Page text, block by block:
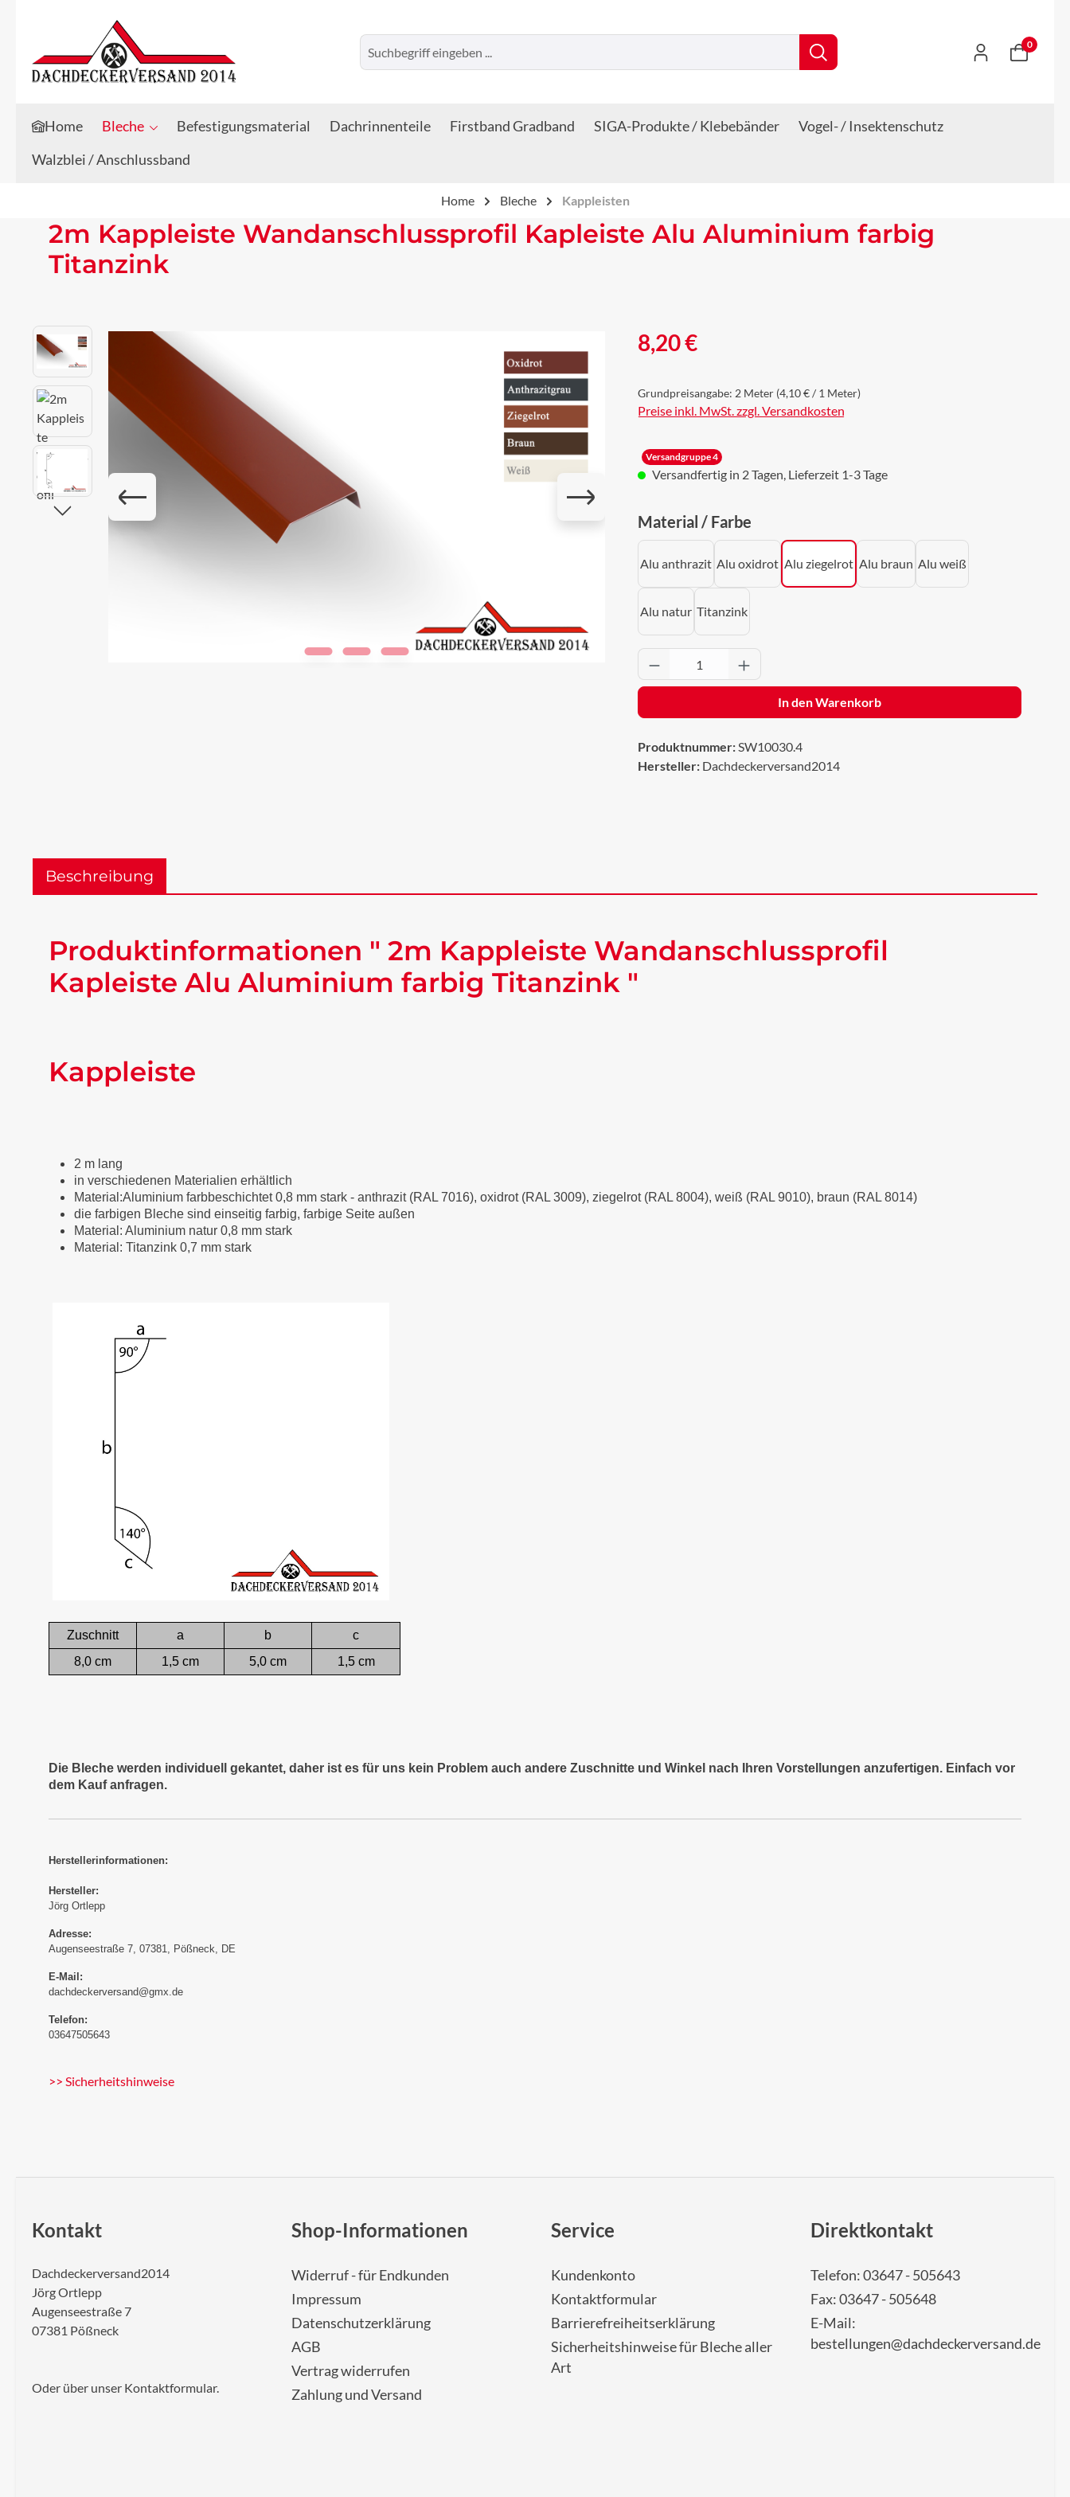
Zum Hauptinhalt springen
Zur Suche springen
0
Home Bleche Befestigungsmaterial Dachrinnenteile Firstband Gradband SIGA-Produkte / Klebebänder
Vogel- / Insektenschutz
Walzblei / Anschlussband
Home Bleche Kappleisten
2m Kappleiste Wandanschlussprofil Kapleiste Alu Aluminium farbig
Titanzink
Bildergalerie überspringen Regulärer Preis:
8,20 €
Grundpreisangabe: 2 Meter (4,10 € / 1 Meter)
Preise inkl. MwSt. zzgl. Versandkosten
Versandgruppe 4
Versandfertig in 2 Tagen, Lieferzeit 1-3 Tage
Material / Farbeauswählen
Alu anthrazit Alu oxidrot Alu ziegelrot Alu braun Alu weiß
Alu natur Titanzink
Produkt Anzahl: Gib den gewünschten Wert ein
In den Warenkorb
Produktnummer:SW10030.4
Hersteller: Dachdeckerversand2014
Beschreibung
Produktinformationen " 2m Kappleiste Wandanschlussprofil
Kapleiste Alu Aluminium farbig Titanzink "
Kappleiste
2 m lang
in verschiedenen Materialien erhältlich
Material:Aluminium farbbeschichtet 0,8 mm stark - anthrazit (RAL 7016), oxidrot (RAL 3009), ziegelrot (RAL 8004), weiß (RAL 9010), braun (RAL 8014)
die farbigen Bleche sind einseitig farbig, farbige Seite außen
Material: Aluminium natur 0,8 mm stark
Material: Titanzink 0,7 mm stark
Zuschnitt a b
c
8,0 cm
1,5 cm 5,0 cm 1,5 cm
Die Bleche werden individuell gekantet, daher ist es für uns kein Problem auch andere Zuschnitte und Winkel nach Ihren Vorstellungen anzufertigen. Einfach vor
dem Kauf anfragen.
Herstellerinformationen:
Hersteller:
Jörg Ortlepp
Adresse:
Augenseestraße 7, 07381, Pößneck, DE
E-Mail:
dachdeckerversand@gmx.de
Telefon:
03647505643
>> Sicherheitshinweise
Kontakt
Dachdeckerversand2014
Jörg Ortlepp
Augenseestraße 7
07381 Pößneck
Oder über unser Kontaktformular.
Shop-Informationen
Widerruf - für Endkunden
Impressum
Datenschutzerklärung
AGB
Vertrag widerrufen
Zahlung und Versand
Service
Kundenkonto
Kontaktformular
Barrierefreiheitserklärung
Sicherheitshinweise für Bleche aller
Art
Direktkontakt
Telefon: 03647 - 505643
Fax: 03647 - 505648
E-Mail:
bestellungen@dachdeckerversand.de